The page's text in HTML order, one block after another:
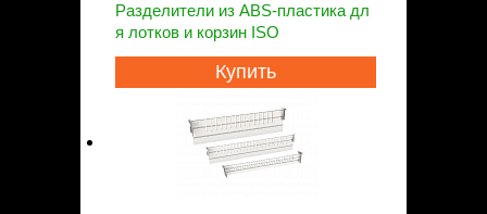
Разделители из ABS-пластика дл
я лотков и корзин ISO
Купить